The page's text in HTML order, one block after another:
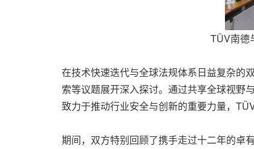
TÜV南德
在技术快速迭代与全球法规体系日益复杂的
索等议题展开深入探讨。通过共享全球视野
致力于推动行业安全与创新的重要力量，
期间，双方特别回顾了携手走过十二年的卓